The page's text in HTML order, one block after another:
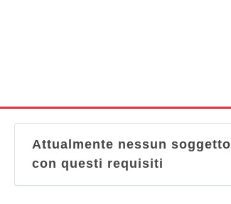
Attualmente nessun soggetto
con questi requisiti